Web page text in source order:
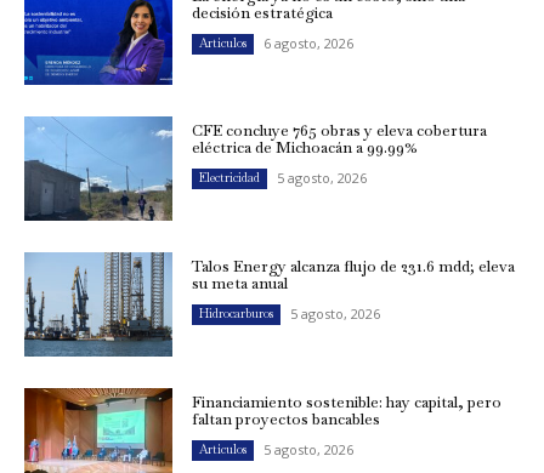
decisión estratégica
Artículos 6 agosto, 2026
CFE concluye 765 obras y eleva cobertura
eléctrica de Michoacán a 99.99%
Electricidad 5 agosto, 2026
Talos Energy alcanza flujo de 231.6 mdd; eleva
su meta anual
Hidrocarburos 5 agosto, 2026
Financiamiento sostenible: hay capital, pero
faltan proyectos bancables
Artículos 5 agosto, 2026